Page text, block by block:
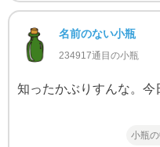
名前のない小瓶
234917通目の小瓶
知ったかぶりすんな。今
小瓶